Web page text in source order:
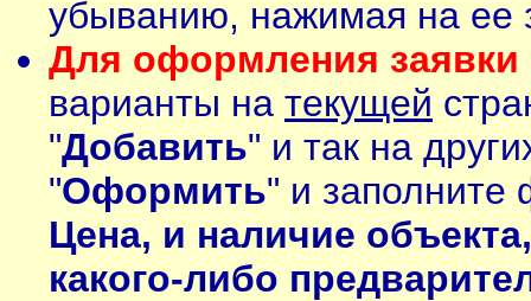
убыванию, нажимая на ее
Для оформления заявки
варианты на текущей
"Добавить" и так на
"Оформить" и заполните
Цена, и наличие
какого-либо